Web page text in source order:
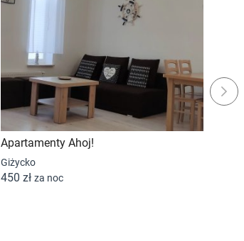
Apartamenty Ahoj!
Giżycko
450 zł za noc
Next